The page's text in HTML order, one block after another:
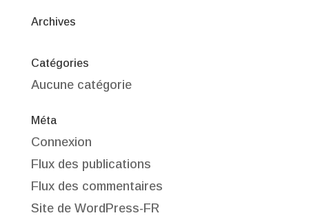
Archives
Catégories
Aucune catégorie
Méta
Connexion
Flux des publications
Flux des commentaires
Site de WordPress-FR